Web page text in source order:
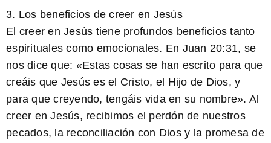
3. Los beneficios de creer en Jesús
El creer en Jesús tiene profundos beneficios tanto
espirituales como emocionales. En Juan 20:31, se
nos dice que: «Estas cosas se han escrito para que
creáis que Jesús es el Cristo, el Hijo de Dios, y
para que creyendo, tengáis vida en su nombre». Al
creer en Jesús, recibimos el perdón de nuestros
pecados, la reconciliación con Dios y la promesa de